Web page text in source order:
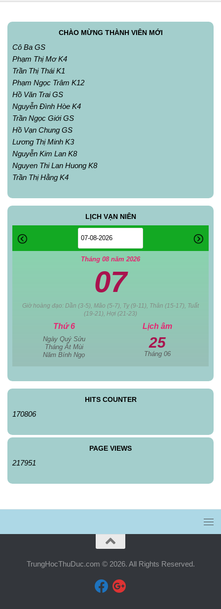
CHÀO MỪNG THÀNH VIÊN MỚI
Cô Ba GS
Phạm Thị Mơ K4
Trần Thị Thái K1
Phạm Ngọc Trâm K12
Hồ Văn Trai GS
Nguyễn Đình Hòe K4
Trần Ngọc Giới GS
Hồ Vạn Chung GS
Lương Thị Minh K3
Nguyễn Kim Lan K8
Nguyen Thi Lan Huong K8
Trần Thị Hằng K4
LỊCH VẠN NIÊN
Tháng 08 năm 2026
07
Giờ hoàng đạo: Dần (3-5), Mão (5-7), Tỵ (9-11), Thân (15-17), Tuất
(19-21), Hợi (21-23)
Thứ 6
Ngày Quý Sửu
Tháng Ất Mùi
Năm Bính Ngọ
Lịch âm
25
Tháng 06
HITS COUNTER
170806
PAGE VIEWS
217951
TrungHocThuDuc.com © 2026. All Rights Reserved.